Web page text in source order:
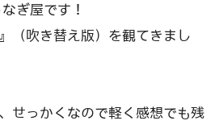
ぎ屋です！
（吹き替え版）を観てきまし
せっかくなので軽く感想でも残